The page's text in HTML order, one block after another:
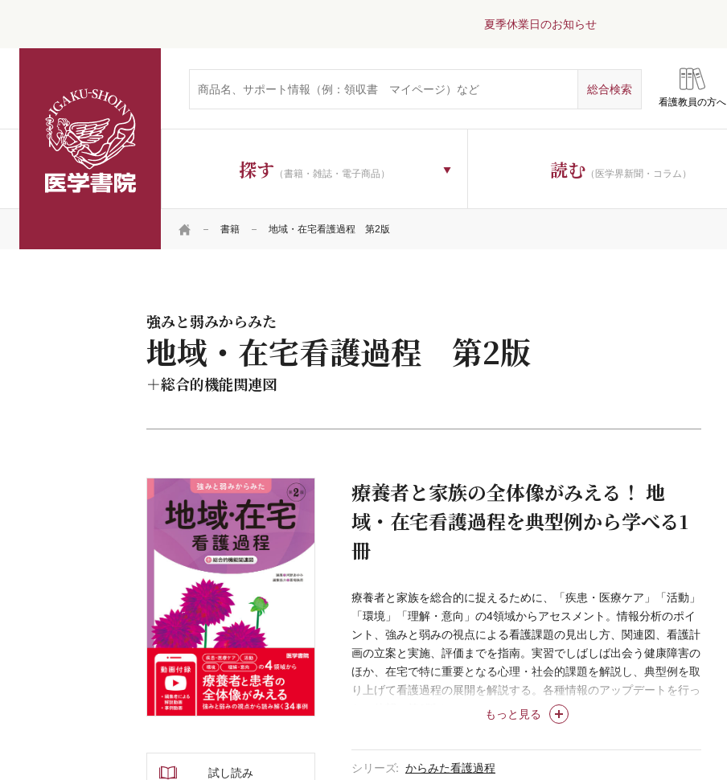
夏季休業日のお知らせ
看護教員の方へ
探す （書籍・雑誌・電子商品） 読む （医学界新聞・コラム）
HOME 書籍 地域・在宅看護過程 第2版
強みと弱みからみた
地域・在宅看護過程 第2版
＋総合的機能関連図
試し読み
療養者と家族の全体像がみえる！ 地
域・在宅看護過程を典型例から学べる1
冊
もっと見る
療養者と家族を総合的に捉えるために、「疾患・医療ケア」「活動」
「環境」「理解・意向」の4領域からアセスメント。情報分析のポイ
ント、強みと弱みの視点による看護課題の見出し方、関連図、看護計
画の立案と実施、評価までを指南。実習でしばしば出会う健康障害の
ほか、在宅で特に重要となる心理・社会的課題を解説し、典型例を取
り上げて看護過程の展開を解説する。各種情報のアップデートを行っ
シリーズ からみた看護過程